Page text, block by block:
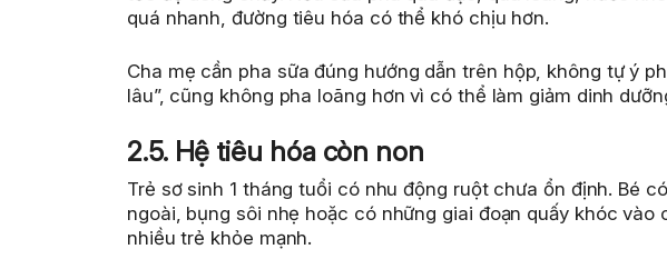
quá nhanh, đường tiêu hóa có thể khó chịu hơn.
Cha mẹ cần pha sữa đúng hướng dẫn trên hộp, không tự ý
lâu”, cũng không pha loãng hơn vì có thể làm giảm dinh
2.5. Hệ tiêu hóa còn non
Trẻ sơ sinh 1 tháng tuổi có nhu động ruột chưa ổn định. Bé
ngoài, bụng sôi nhẹ hoặc có những giai đoạn quấy khóc
nhiều trẻ khỏe mạnh.